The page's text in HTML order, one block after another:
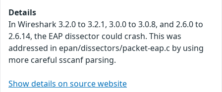
Details
In Wireshark 3.2.0 to 3.2.1, 3.0.0 to 3.0.8, and 2.6.0 to
2.6.14, the EAP dissector could crash. This was
addressed in epan/dissectors/packet-eap.c by using
more careful sscanf parsing.
Show details on source website